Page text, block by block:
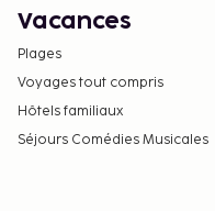
Vacances
Plages
Voyages tout compris
Hôtels familiaux
Séjours Comédies Musicales